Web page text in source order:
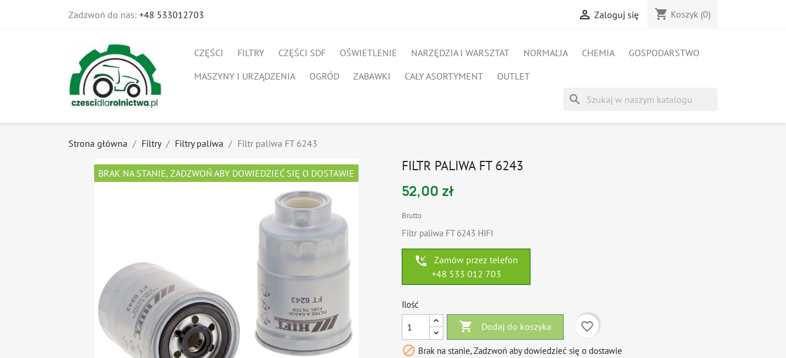
Zadzwoń do nas: +48 533012703  Zaloguj się shopping_cart Koszyk (0)
CZĘŚCI FILTRY CZĘŚCI SDF OŚWIETLENIE NARZĘDZIA I WARSZTAT NORMALIA CHEMIA
GOSPODARSTWO
MASZYNY I URZĄDZENIA
OGRÓD ZABAWKI CAŁY ASORTYMENT OUTLET
search
Strona główna Filtry Filtry paliwa Filtr paliwa FT 6243
BRAK NA STANIE, ZADZWOŃ ABY DOWIEDZIEĆ SIĘ O DOSTAWIE FILTR PALIWA FT 6243
52,00 zł
Brutto
Filtr paliwa FT 6243 HIFI
phone_callback
Zamów przez telefon
+48 533 012 703
Ilość
 Dodaj do koszyka
favorite_border
 Brak na stanie, Zadzwoń aby dowiedzieć się o dostawie